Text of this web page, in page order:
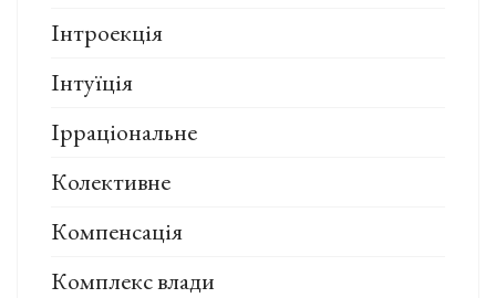
Інтроекція
Інтуїція
Ірраціональне
Колективне
Компенсація
Комплекс влади